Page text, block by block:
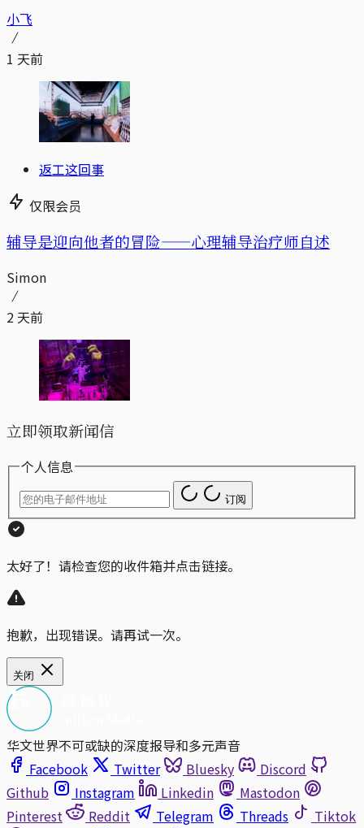
小飞
1 天前
返工这回事
仅限会员
辅导是迎向他者的冒险——心理辅导治疗师自述
Simon
2 天前
立即领取新闻信
个人信息
订阅
太好了！请检查您的收件箱并点击链接。
抱歉，出现错误。请再试一次。
关闭
华文世界不可或缺的深度报导和多元声音
Facebook
Twitter Bluesky
Discord
Github
Instagram Linkedin
Mastodon
Pinterest
Reddit Telegram Threads
Tiktok